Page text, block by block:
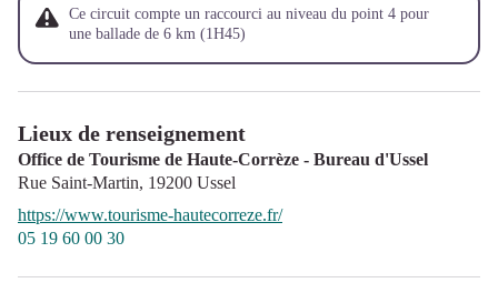
Ce circuit compte un raccourci au niveau du point 4 pour
une ballade de 6 km (1H45)
Lieux de renseignement
Office de Tourisme de Haute-Corrèze - Bureau d'Ussel
Rue Saint-Martin, 19200 Ussel
https://www.tourisme-hautecorreze.fr/
05 19 60 00 30